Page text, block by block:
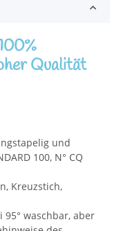
Qualität
und
100, N° CQ
Kreuzstich,
95° waschbar, aber